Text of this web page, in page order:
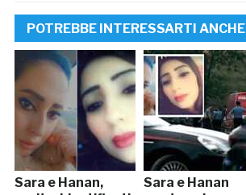
POTREBBE INTERESSARTI ANCHE
Sara e Hanan,
Sara e Hanan